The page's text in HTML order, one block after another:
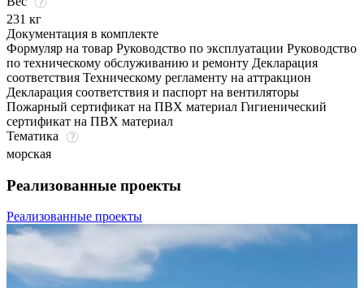
231 кг
Документация в комплекте
Формуляр на товар Руководство по эксплуатации Руководство
по техническому обслуживанию и ремонту Декларация
соответствия Техническому регламенту на аттракцион
Декларация соответствия и паспорт на вентиляторы
Пожарный сертификат на ПВХ материал Гигиенический
сертификат на ПВХ материал
Тематика
морская
Реализованные проекты
Реализованные проекты